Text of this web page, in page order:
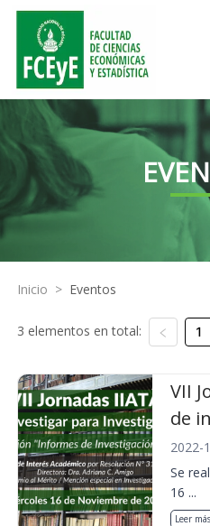
Inicio > Eventos
3 elementos en total: 1
VII
de
2022-
Se
16 ...
Leer más